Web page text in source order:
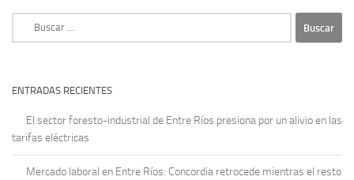
ENTRADAS RECIENTES
El sector foresto-industrial de Entre Ríos presiona por un alivio en las
tarifas eléctricas
Mercado laboral en Entre Ríos: Concordia retrocede mientras el resto